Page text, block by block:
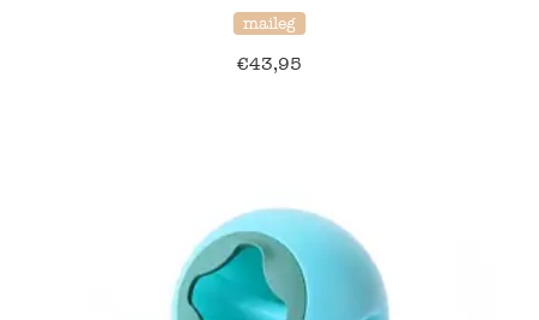
maileg
€43,95